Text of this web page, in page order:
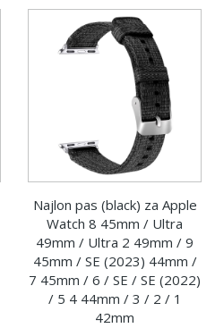
Najlon pas (black) za Apple
Watch 8 45mm / Ultra
49mm / Ultra 2 49mm / 9
45mm / SE (2023) 44mm /
7 45mm / 6 / SE / SE (2022)
/ 5 4 44mm / 3 / 2 / 1
42mm